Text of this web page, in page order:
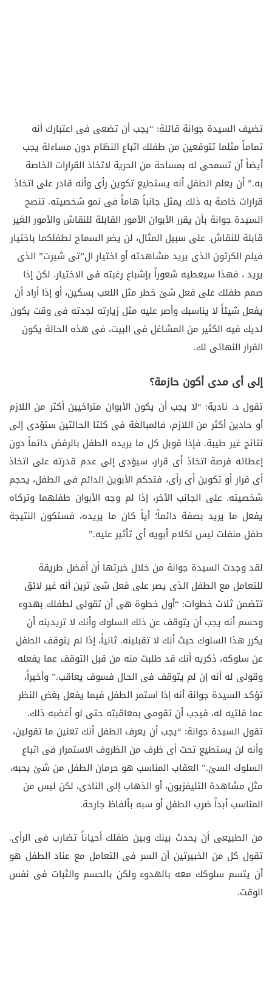
تضيف السيدة جوانة قائلة: “يجب أن تضعى فى اعتبارك أنه
تماماً مثلما تتوقعين من طفلك اتباع النظام دون مساءلة يجب
أيضاً أن تسمحى له بمساحة من الحرية لاتخاذ القرارات الخاصة
به.” أن يعلم الطفل أنه يستطيع تكوين رأى وأنه قادر على اتخاذ
قرارات خاصة به ذلك يمثل جانباً هاماً فى نمو شخصيته. تنصح
السيدة جوانة بأن يقرر الأبوان الأمور القابلة للنقاش والأمور الغير
قابلة للنقاش. على سبيل المثال، لن يضر السماح لطفلكما باختيار
فيلم الكرتون الذى يريد مشاهدته أو اختيار ال”تى شيرت” الذى
يريد ، فهذا سيعطيه شعوراً بإشباع رغبته فى الاختيار. لكن إذا
صمم طفلك على فعل شئ خطر مثل اللعب بسكين، أو إذا أراد أن
يفعل شيئاً لا يناسبك وأصر عليه مثل زيارته لجدته فى وقت يكون
لديك فيه الكثير من المشاغل فى البيت، فى هذه الحالة يكون
القرار النهائى لك.
إلى أى مدى أكون حازمة؟
تقول د. نادية: “لا يجب أن يكون الأبوان متراخيين أكثر من اللازم
أو حادين أكثر من اللازم، فالمبالغة فى كلتا الحالتين ستؤدى إلى
نتائج غير طيبة. فإذا قوبل كل ما يريده الطفل بالرفض دائماً دون
إعطائه فرصة اتخاذ أى قرار، سيؤدى إلى عدم قدرته على اتخاذ
أى قرار أو تكوين أى رأى، فتحكم الأبوين الدائم فى الطفل، يحجم
شخصيته. على الجانب الآخر، إذا لم وجه الأبوان طفلهما وتركاه
يفعل ما يريد بصفة دائماً؛ أياً كان ما يريده، فستكون النتيجة
طفل منفلت ليس لكلام أبويه أى تأثير عليه.”
لقد وجدت السيدة جوانة من خلال خبرتها أن أفضل طريقة
للتعامل مع الطفل الذى يصر على فعل شئ ترين أنه غير لائق
تتضمن ثلاث خطوات: “أول خطوة هى أن تقولى لطفلك بهدوء
وحسم أنه يجب أن يتوقف عن ذلك السلوك وأنك لا تريدينه أن
يكرر هذا السلوك حيث أنك لا تقبلينه. ثانياً، إذا لم يتوقف الطفل
عن سلوكه، ذكريه أنك قد طلبت منه من قبل التوقف عما يفعله
وقولى له أنه إن لم يتوقف فى الحال فسوف يعاقب.” وأخيراً،
تؤكد السيدة جوانة أنه إذا استمر الطفل فيما يفعل بغض النظر
عما قلتيه له، فيجب أن تقومى بمعاقبته حتى لو أغضبه ذلك.
تقول السيدة جوانة: “يجب أن يعرف الطفل أنك تعنين ما تقولين،
وأنه لن يستطيع تحت أى ظرف من الظروف الاستمرار فى اتباع
السلوك السئ.” العقاب المناسب هو حرمان الطفل من شئ يحبه،
مثل مشاهدة التليفزيون، أو الذهاب إلى النادى، لكن ليس من
المناسب أبداً ضرب الطفل أو سبه بألفاظ جارحة.
من الطبيعى أن يحدث بينك وبين طفلك أحياناً تضارب فى الرأى.
تقول كل من الخبيرتين أن السر فى التعامل مع عناد الطفل هو
أن يتسم سلوكك معه بالهدوء ولكن بالحسم والثبات فى نفس
الوقت.